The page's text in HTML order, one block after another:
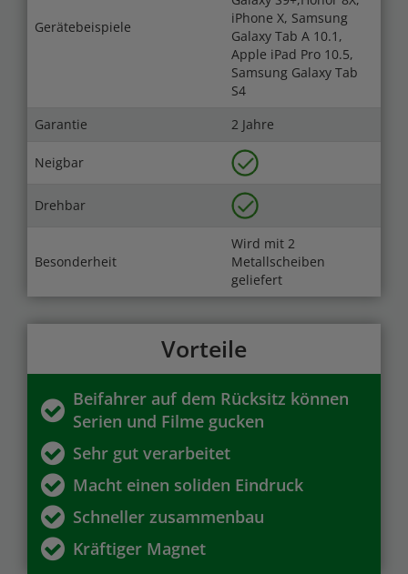
Gerätebeispiele
iPhone X, Samsung
Galaxy Tab A 10.1,
Apple iPad Pro 10.5,
Samsung Galaxy Tab
S4
Garantie
2 Jahre
Neigbar
Drehbar
Besonderheit
Wird mit 2
Metallscheiben
geliefert
Vorteile
Beifahrer auf dem Rücksitz können
Serien und Filme gucken
Sehr gut verarbeitet
Macht einen soliden Eindruck
Schneller zusammenbau
Kräftiger Magnet